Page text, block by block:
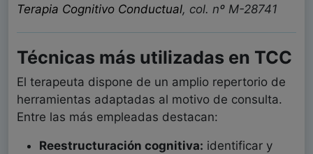
Terapia Cognitivo Conductual, col. nº M-28741
Técnicas más utilizadas en TCC
El terapeuta dispone de un amplio repertorio de
herramientas adaptadas al motivo de consulta.
Entre las más empleadas destacan:
Reestructuración cognitiva: identificar y